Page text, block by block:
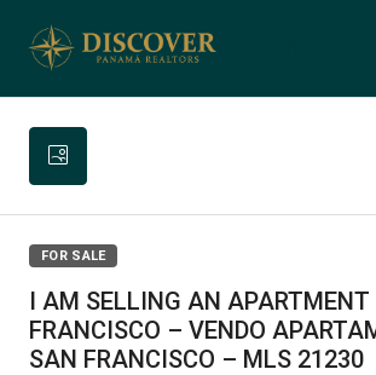
FOR SALE
I AM SELLING AN
FRANCISCO – VENDO
SAN FRANCISCO – MLS 21230